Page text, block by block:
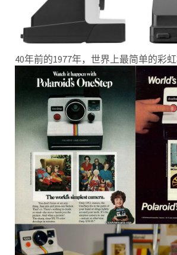
40年前的1977年，世界上最简单的彩